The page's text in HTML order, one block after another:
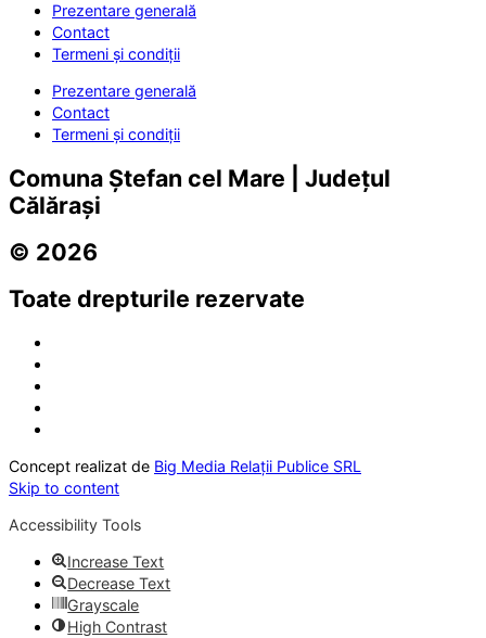
Prezentare generală
Contact
Termeni și condiții
Prezentare generală
Contact
Termeni și condiții
Comuna Ștefan cel Mare | Județul
Călărași
© 2026
Toate drepturile rezervate
Concept realizat de Big Media Relații Publice SRL
Skip to content
Accessibility Tools
Increase Text
Decrease Text
Grayscale
High Contrast